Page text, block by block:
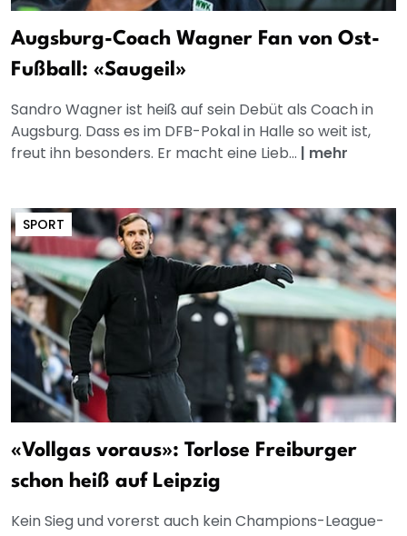
Augsburg-Coach Wagner Fan von Ost-
Fußball: «Saugeil»
Sandro Wagner ist heiß auf sein Debüt als Coach in
Augsburg. Dass es im DFB-Pokal in Halle so weit ist,
freut ihn besonders. Er macht eine Lieb... | mehr
SPORT
«Vollgas voraus»: Torlose Freiburger
schon heiß auf Leipzig
Kein Sieg und vorerst auch kein Champions-League-